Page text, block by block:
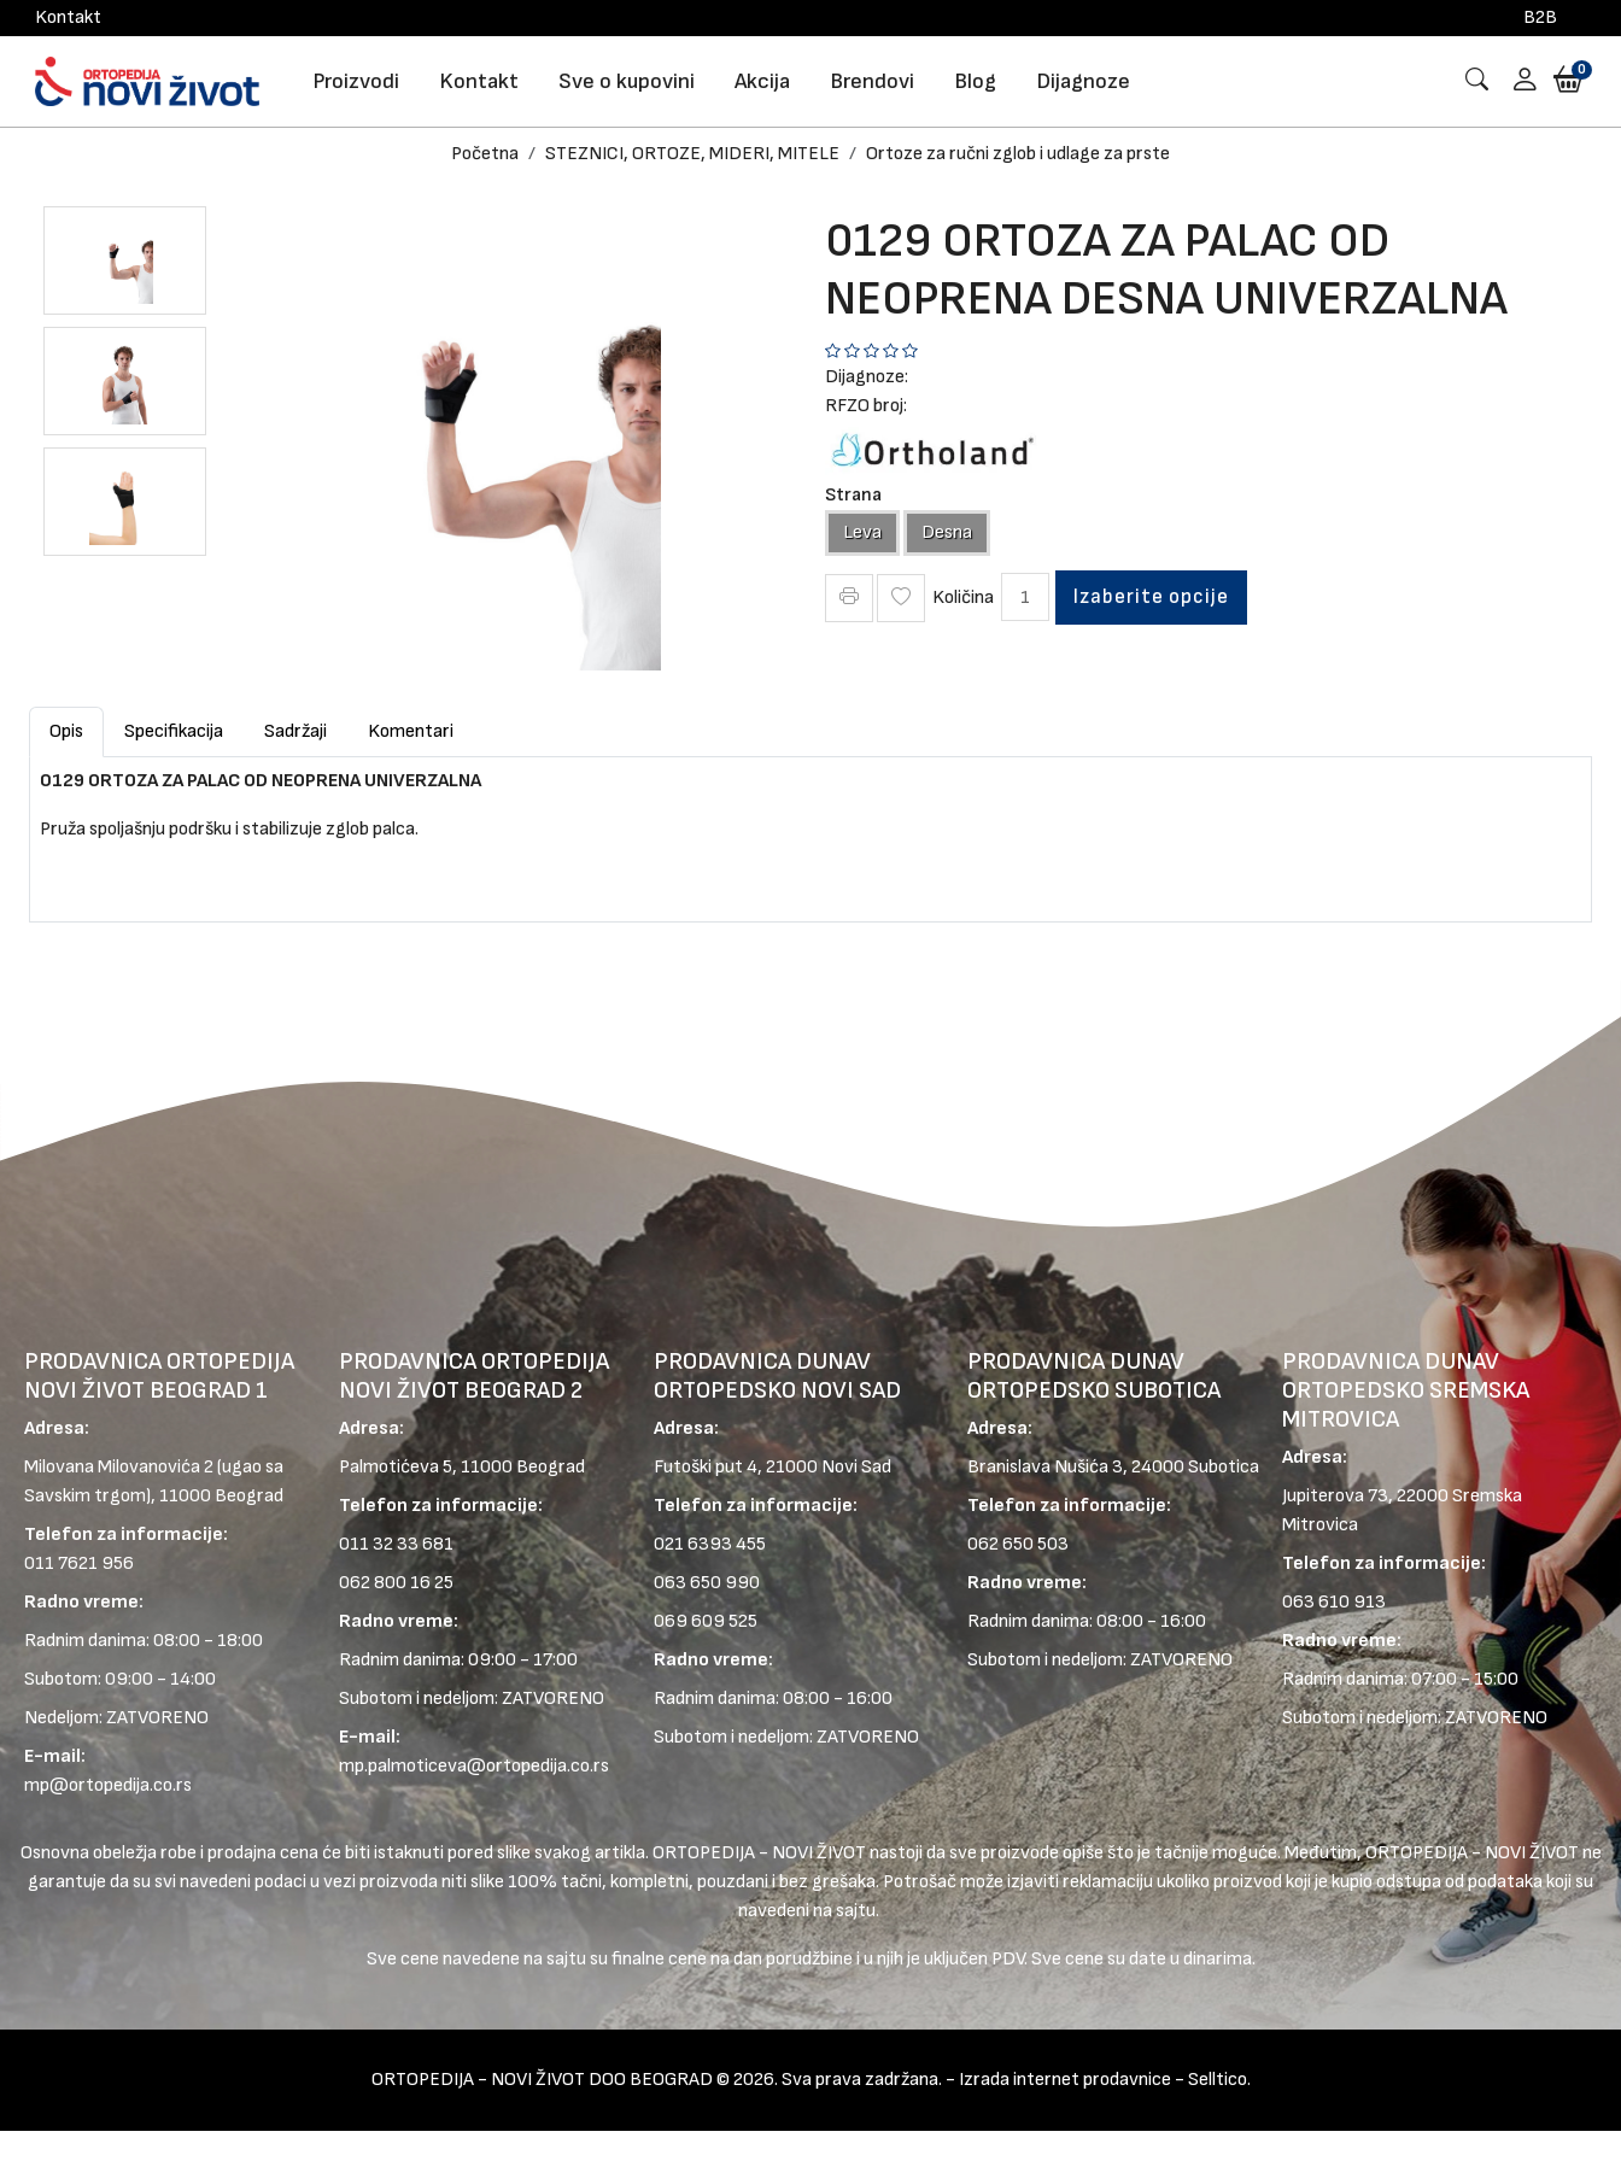
Kontakt B2B
Proizvodi Kontakt Sve o kupovini Akcija Brendovi Blog Dijagnoze 0
Početna STEZNICI, ORTOZE, MIDERI, MITELE Ortoze za ručni zglob i udlage za prste
0129 ORTOZA ZA PALAC OD
NEOPRENA DESNA UNIVERZALNA
Dijagnoze:
RFZO broj:
Strana
Leva
Desna
Količina Izaberite opcije
Opis Specifikacija Sadržaji Komentari
0129 ORTOZA ZA PALAC OD NEOPRENA UNIVERZALNA
Pruža spoljašnju podršku i stabilizuje zglob palca.
PRODAVNICA ORTOPEDIJA
NOVI ŽIVOT BEOGRAD 1
Adresa:
Milovana Milovanovića 2 (ugao sa
Savskim trgom), 11000 Beograd
Telefon za informacije:
011 7621 956
Radno vreme:
Radnim danima: 08:00 - 18:00
Subotom: 09:00 - 14:00
Nedeljom: ZATVORENO
E-mail:
mp@ortopedija.co.rs
PRODAVNICA ORTOPEDIJA
NOVI ŽIVOT BEOGRAD 2
Adresa:
Palmotićeva 5, 11000 Beograd
Telefon za informacije:
011 32 33 681
062 800 16 25
Radno vreme:
Radnim danima: 09:00 - 17:00
Subotom i nedeljom: ZATVORENO
E-mail:
mp.palmoticeva@ortopedija.co.rs
PRODAVNICA DUNAV
ORTOPEDSKO NOVI SAD
Adresa:
Futoški put 4, 21000 Novi Sad
Telefon za informacije:
021 6393 455
063 650 990
069 609 525
Radno vreme:
Radnim danima: 08:00 - 16:00
Subotom i nedeljom: ZATVORENO
PRODAVNICA DUNAV
ORTOPEDSKO SUBOTICA
Adresa:
Branislava Nušića 3, 24000 Subotica
Telefon za informacije:
062 650 503
Radno vreme:
Radnim danima: 08:00 - 16:00
Subotom i nedeljom: ZATVORENO
PRODAVNICA DUNAV
ORTOPEDSKO SREMSKA
MITROVICA
Adresa:
Jupiterova 73, 22000 Sremska
Mitrovica
Telefon za informacije:
063 610 913
Radno vreme:
Radnim danima: 07:00 - 15:00
Subotom i nedeljom: ZATVORENO
Osnovna obeležja robe i prodajna cena će biti istaknuti pored slike svakog artikla. ORTOPEDIJA - NOVI ŽIVOT nastoji da sve proizvode opiše što je tačnije moguće. Međutim, ORTOPEDIJA - NOVI ŽIVOT ne
garantuje da su svi navedeni podaci u vezi proizvoda niti slike 100% tačni, kompletni, pouzdani i bez grešaka. Potrošač može izjaviti reklamaciju ukoliko proizvod koji je kupio odstupa od podataka koji su
navedeni na sajtu.
Sve cene navedene na sajtu su finalne cene na dan porudžbine i u njih je uključen PDV. Sve cene su date u dinarima.
ORTOPEDIJA - NOVI ŽIVOT DOO BEOGRAD © 2026. Sva prava zadržana. - Izrada internet prodavnice - Selltico.